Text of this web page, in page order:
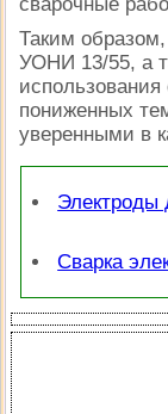
Таким
УОНИ 13/55, а
использования
пониженных
уверенными в
Электроды
Сварка